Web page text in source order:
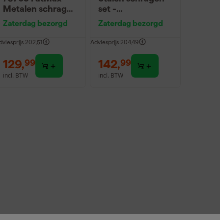
Metalen schragen
- draagcapaciteit
900 kg (set van 2
stuks)
Zaterdag bezorgd
202,51
129,99
incl. BTW
set -
draagcapaciteit
590 kg (2 stuks)
Zaterdag bezorgd
Adviesprijs 204,49
142,99
incl. BTW